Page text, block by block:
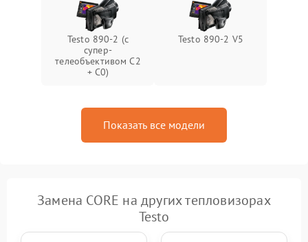
Testo 890-2 (c
супер-
телеобъективом C2
+ C0)
Testo 890-2 V5
Показать все модели
Замена CORE на других тепловизорах
Testo